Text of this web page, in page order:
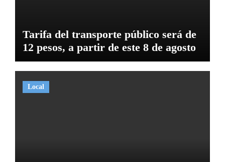
Tarifa del transporte público será de
12 pesos, a partir de este 8 de agosto
Local